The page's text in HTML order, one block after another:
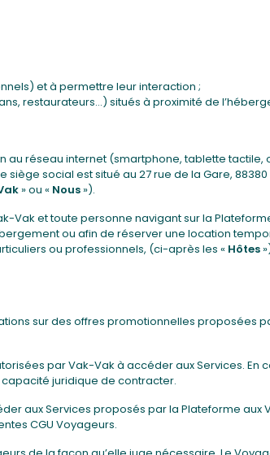
et à permettre leur interaction ;
restaurateurs…) situés à proximité de
au réseau internet (smartphone, tablette
social est situé au 27 rue de la Gare, 88380
» ou « Nous »).
Vak et toute personne navigant sur la
ou afin de réserver une location
ou professionnels, (ci-après les « Hôtes
sur des offres promotionnelles proposées
par Vak-Vak à accéder aux Services. En
juridique de contracter.
aux Services proposés par la Plateforme aux
CGU Voyageurs.